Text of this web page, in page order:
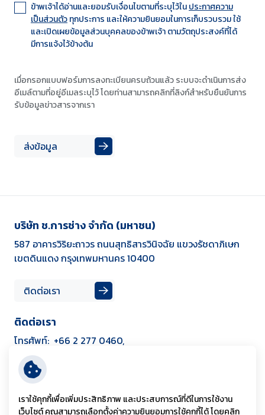
ข้าพเจ้าได้อ่านและยอมรับเงื่อนไขตามที่ระบุไว้ในประกาศความ
เป็นส่วนตัวทุกประการ และให้ความยินยอมในการเก็บรวบรวม ใช้
และเปิดเผยข้อมูลส่วนบุคคลของข้าพเจ้า ตามวัตถุประสงค์ที่ได้
มีการแจ้งไว้ข้างต้น
เมื่อกรอกแบบฟอร์มการลงทะเบียนครบถ้วนแล้ว ระบบจะดำเนินการส่ง
อีเมล์ตามที่อยู่อีเมลระบุไว้ โดยท่านสามารถคลิกที่ลิงก์สำหรับยืนยันการ
รับข้อมูลข่าวสารจากเรา
ส่งข้อมูล
บริษัท ช.การช่าง จำกัด (มหาชน)
587 อาคารวิริยะถาวร ถนนสุทธิสารวินิจฉัย แขวงรัชดาภิเษก
เขตดินแดงกรุงเทพมหานคร 10400
ติดต่อเรา
ติดต่อเรา
โทรศัพท์: +66 2 277 0460,
ข้อมูลเกี่ยวกับเว็บไซต์
ข้อกำหนดและเงื่อนไข
เราใช้คุกกี้เพื่อเพิ่มประสิทธิภาพ และประสบการณ์ที่ดีในการใช้งาน
เว็บไซต์ คุณสามารถเลือกตั้งค่าความยินยอมการใช้คุกกี้ได้ โดยคลิก